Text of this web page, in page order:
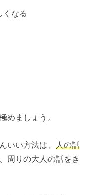
くなる
めましょう。
いい方法は、人の話
周りの大人の話をき